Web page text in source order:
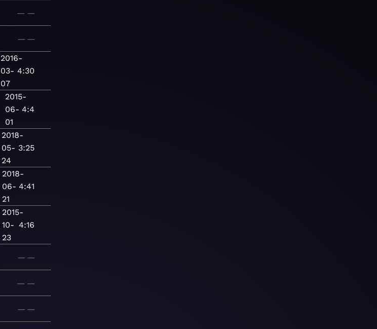
— —
— —
2016-
03-
07
4:30
2015-
06-
01
4:4
2018-
05-
24
3:25
2018-
06-
21
4:41
2015-
10-
23
4:16
— —
— —
— —